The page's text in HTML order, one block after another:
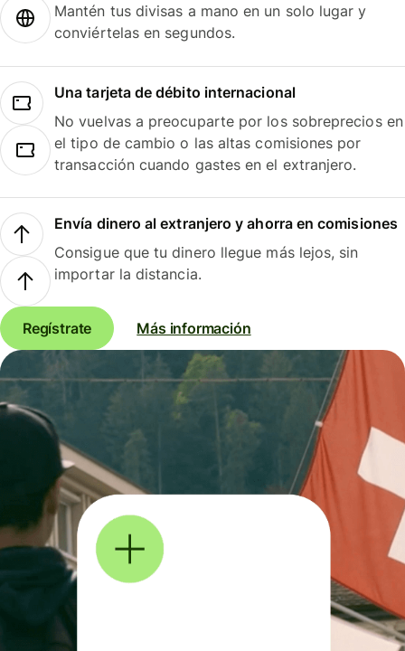
Mantén tus divisas a mano en un solo lugar y
conviértelas en segundos.
Una tarjeta de débito internacional
No vuelvas a preocuparte por los sobreprecios en
el tipo de cambio o las altas comisiones por
transacción cuando gastes en el extranjero.
Envía dinero al extranjero y ahorra en comisiones
Consigue que tu dinero llegue más lejos, sin
importar la distancia.
Regístrate Más información